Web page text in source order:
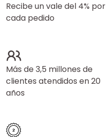
Recibe un vale del 4% por
cada pedido
Más de 3,5 millones de
clientes atendidos en 20
años